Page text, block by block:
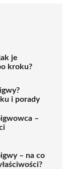
je
kroku?
i porady
–
– na co